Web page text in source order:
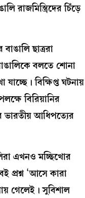
রাজমিস্ত্রিদের চিঁড়ে
ছাত্ররা
বলতে শোনা
বিক্ষিপ্ত ঘটনায়
বিরিয়ানির
ভারতীয় আধিপত্যের
এখনও মচ্ছিখোর
প্রশ্ন ‘আসে কারা
গেলেই। সুবিশাল